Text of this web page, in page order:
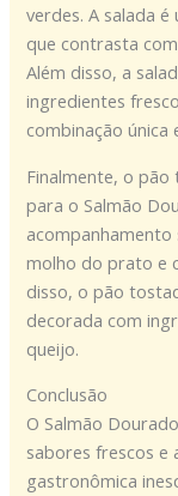
verdes. A salada
que contrasta
Além disso, a
ingredientes
combinação única
Finalmente, o
para o Salmão
acompanhamento
molho do prato e
disso, o pão
decorada com
queijo.
Conclusão
O Salmão
sabores frescos e
gastronômica